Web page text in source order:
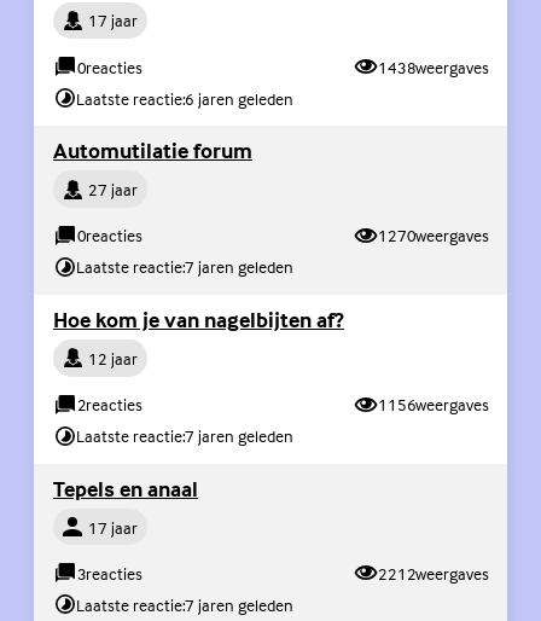
Persoon17 jaar
0reacties 1438weergaves
Laatste reactie:6 jaren geleden
Automutilatie forum
Persoon27 jaar
0reacties 1270weergaves
Laatste reactie:7 jaren geleden
Hoe kom je van nagelbijten af?
Persoon12 jaar
2reacties 1156weergaves
Laatste reactie:7 jaren geleden
Tepels en anaal
Persoon17 jaar
3reacties 2212weergaves
Laatste reactie:7 jaren geleden